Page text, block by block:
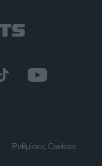
Ρυθμίσεις Cookies